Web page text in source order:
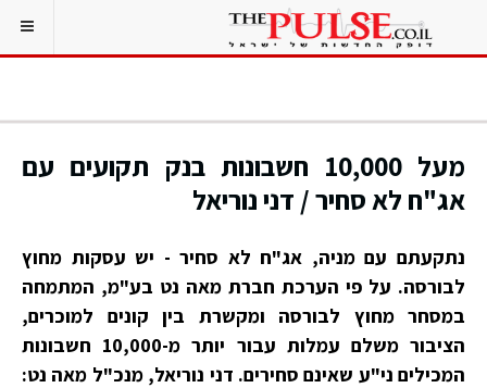
מעל 10,000 חשבונות בנק תקועים עם
אג"ח לא סחיר / דני נוריאל
נתקעתם עם מניה, אג"ח לא סחיר - יש עסקות מחוץ
לבורסה. על פי הערכת חברת מאה נט בע"מ, המתמחה
במסחר מחוץ לבורסה ומקשרת בין קונים למוכרים,
הציבור משלם עמלות עבור יותר מ-10,000 חשבונות
המכילים ני"ע שאינם סחירים. דני נוריאל, מנכ"ל מאה נט: